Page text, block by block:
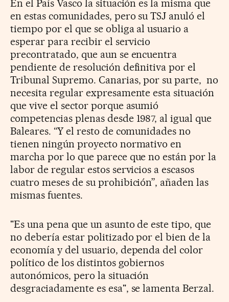
En el País Vasco la situación es la misma que
en estas comunidades, pero su TSJ anuló el
tiempo por el que se obliga al usuario a
esperar para recibir el servicio
precontratado, que aun se encuentra
pendiente de resolución definitiva por el
Tribunal Supremo. Canarias, por su parte, no
necesita regular expresamente esta situación
que vive el sector porque asumió
competencias plenas desde 1987, al igual que
Baleares. “Y el resto de comunidades no
tienen ningún proyecto normativo en
marcha por lo que parece que no están por la
labor de regular estos servicios a escasos
cuatro meses de su prohibición”, añaden las
mismas fuentes.
"Es una pena que un asunto de este tipo, que
no debería estar politizado por el bien de la
economía y del usuario, dependa del color
político de los distintos gobiernos
autonómicos, pero la situación
desgraciadamente es esa", se lamenta Berzal.